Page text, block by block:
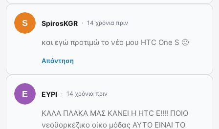
SpirosKGR 14 χρόνια πριν
και εγώ προτιμώ το νέο μου HTC One S 🙂
Απάντηση
ΕΥΡΙ 14 χρόνια πριν
ΚΑΛΑ ΠΛΑΚΑ ΜΑΣ ΚΑΝΕΙ Η HTC Ε!!!! ΠΟΙΟ
νεοϋορκέζικο οίκο μόδας ΑΥΤΟ ΕΙΝΑΙ ΤΟ